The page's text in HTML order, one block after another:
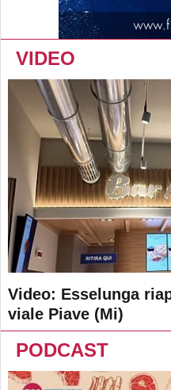
VIDEO
Video: Esselunga
viale Piave (Mi)
PODCAST